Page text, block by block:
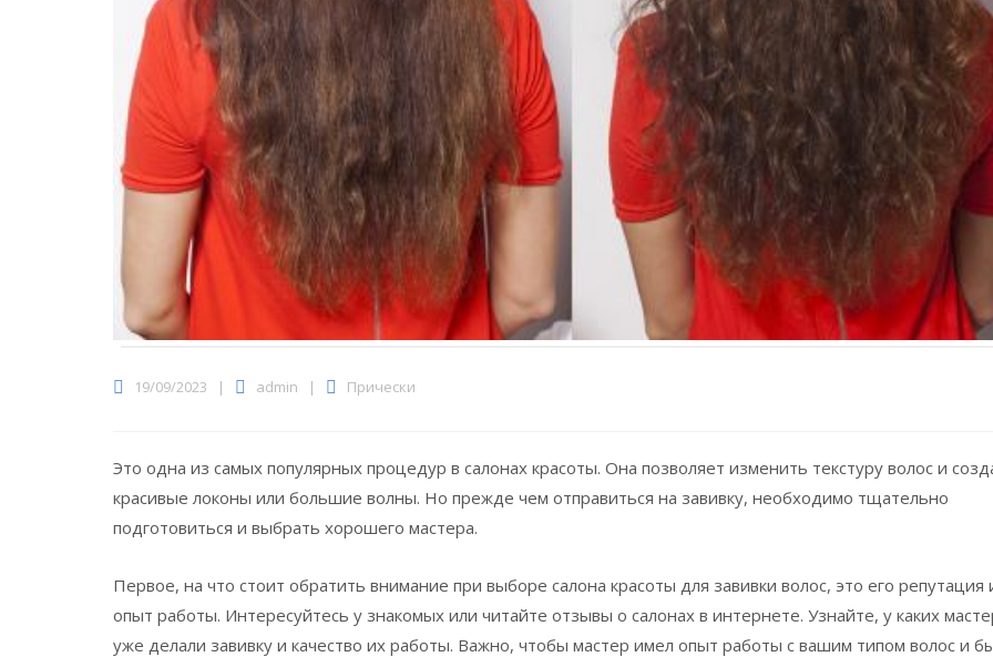
19/09/2023 | admin | Прически
Это одна из самых популярных процедур в салонах красоты. Она позволяет изменить текстуру волос и
красивые локоны или большие волны. Но прежде чем отправиться на завивку, необходимо тщательно
подготовиться и выбрать хорошего мастера.
Первое, на что стоит обратить внимание при выборе салона красоты для завивки волос, это его репутация
опыт работы. Интересуйтесь у знакомых или читайте отзывы о салонах в интернете. Узнайте, у каких
уже делали завивку и качество их работы. Важно, чтобы мастер имел опыт работы с вашим типом волос и